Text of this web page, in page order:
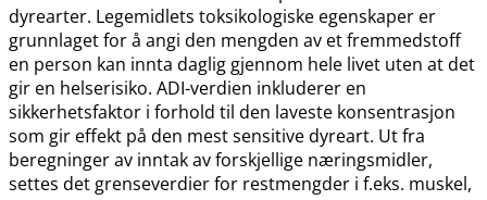
dyrearter. Legemidlets toksikologiske egenskaper er
grunnlaget for å angi den mengden av et fremmedstoff
en person kan innta daglig gjennom hele livet uten at det
gir en helserisiko. ADI-verdien inkluderer en
sikkerhetsfaktor i forhold til den laveste konsentrasjon
som gir effekt på den mest sensitive dyreart. Ut fra
beregninger av inntak av forskjellige næringsmidler,
settes det grenseverdier for restmengder i f.eks. muskel,